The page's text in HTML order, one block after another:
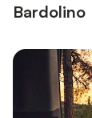
Bardolino